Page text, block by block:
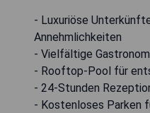
- Luxuriöse
Annehmlichkeiten
- Vielfältige
- Rooftop-Pool für
- 24-Stunden
- Kostenloses Parken